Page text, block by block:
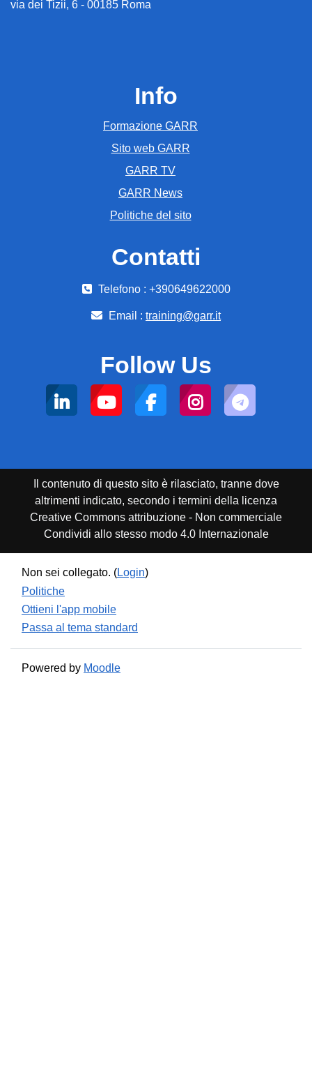
via dei Tizii, 6 - 00185 Roma
Info
Formazione GARR
Sito web GARR
GARR TV
GARR News
Politiche del sito
Contatti
Telefono : +390649622000
Email : training@garr.it
Follow Us
Il contenuto di questo sito è rilasciato, tranne dove
altrimenti indicato, secondo i termini della licenza
Creative Commons attribuzione - Non commerciale
Condividi allo stesso modo 4.0 Internazionale
Non sei collegato. (Login)
Politiche
Ottieni l'app mobile
Passa al tema standard
Powered by Moodle